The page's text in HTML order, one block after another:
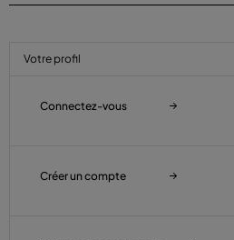
Votre profil
Connectez-vous
Créer un compte